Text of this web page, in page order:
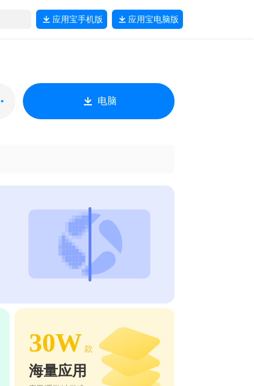
应用宝手机版 应用宝电脑版
电脑
30W 款
海量应用